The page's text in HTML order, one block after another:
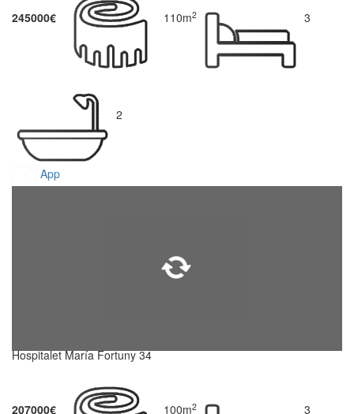
245000€ 110m2 3
2
App
Hospitalet María Fortuny 34
207000€ 100m2 3